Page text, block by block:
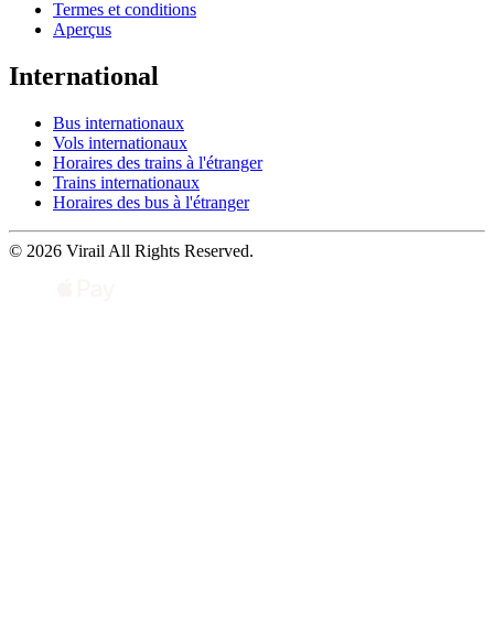
Termes et conditions
Aperçus
International
Bus internationaux
Vols internationaux
Horaires des trains à l'étranger
Trains internationaux
Horaires des bus à l'étranger
© 2026 Virail All Rights Reserved.